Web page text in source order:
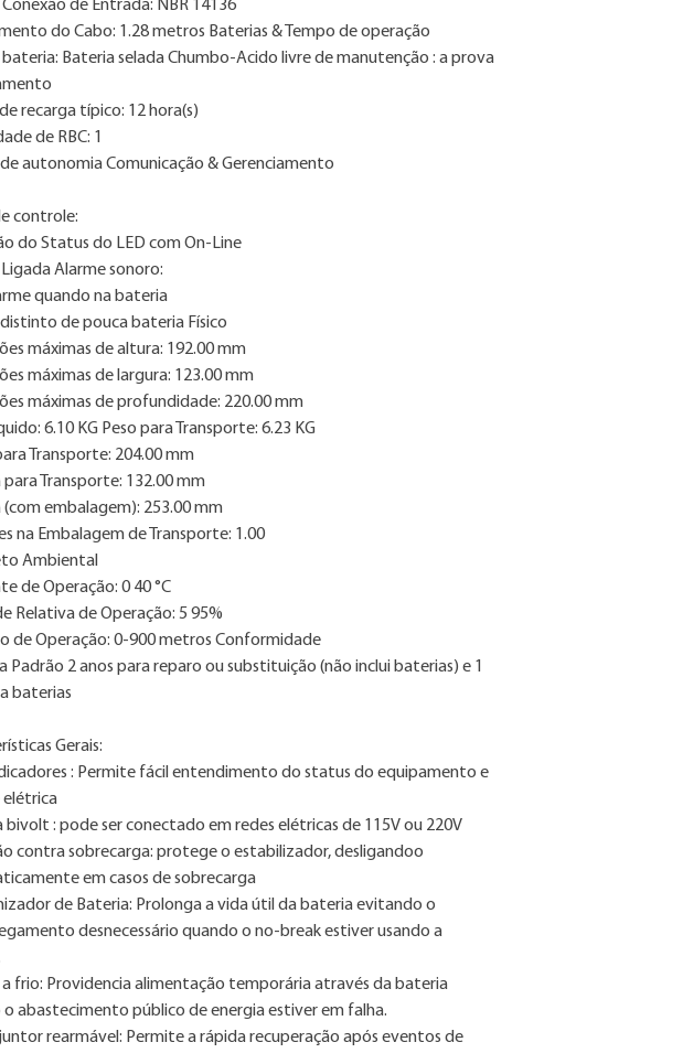
Conexão de Entrada: NBR 14136
do Cabo: 1.28 metros Baterias & Tempo de operação
bateria: Bateria selada Chumbo-Acido livre de manutenção : a prova
de recarga típico: 12 hora(s)
de RBC: 1
autonomia Comunicação & Gerenciamento
controle:
do Status do LED com On-Line
Alarme sonoro:
quando na bateria
de pouca bateria Físico
máximas de altura: 192.00 mm
máximas de largura: 123.00 mm
máximas de profundidade: 220.00 mm
6.10 KG Peso para Transporte: 6.23 KG
Transporte: 204.00 mm
para Transporte: 132.00 mm
(com embalagem): 253.00 mm
na Embalagem de Transporte: 1.00
Ambiental
de Operação: 0 40 °C
Relativa de Operação: 5 95%
de Operação: 0-900 metros Conformidade
Padrão 2 anos para reparo ou substituição (não inclui baterias) e 1
baterias
Gerais:
: Permite fácil entendimento do status do equipamento e
elétrica
bivolt : pode ser conectado em redes elétricas de 115V ou 220V
contra sobrecarga: protege o estabilizador, desligandoo
em casos de sobrecarga
de Bateria: Prolonga a vida útil da bateria evitando o
desnecessário quando o no-break estiver usando a
a frio: Providencia alimentação temporária através da bateria
abastecimento público de energia estiver em falha.
rearmável: Permite a rápida recuperação após eventos de